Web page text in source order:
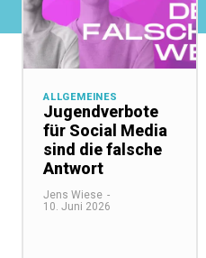
ALLGEMEINES
Jugendverbote
für Social Media
sind die falsche
Antwort
Jens Wiese -
10. Juni 2026